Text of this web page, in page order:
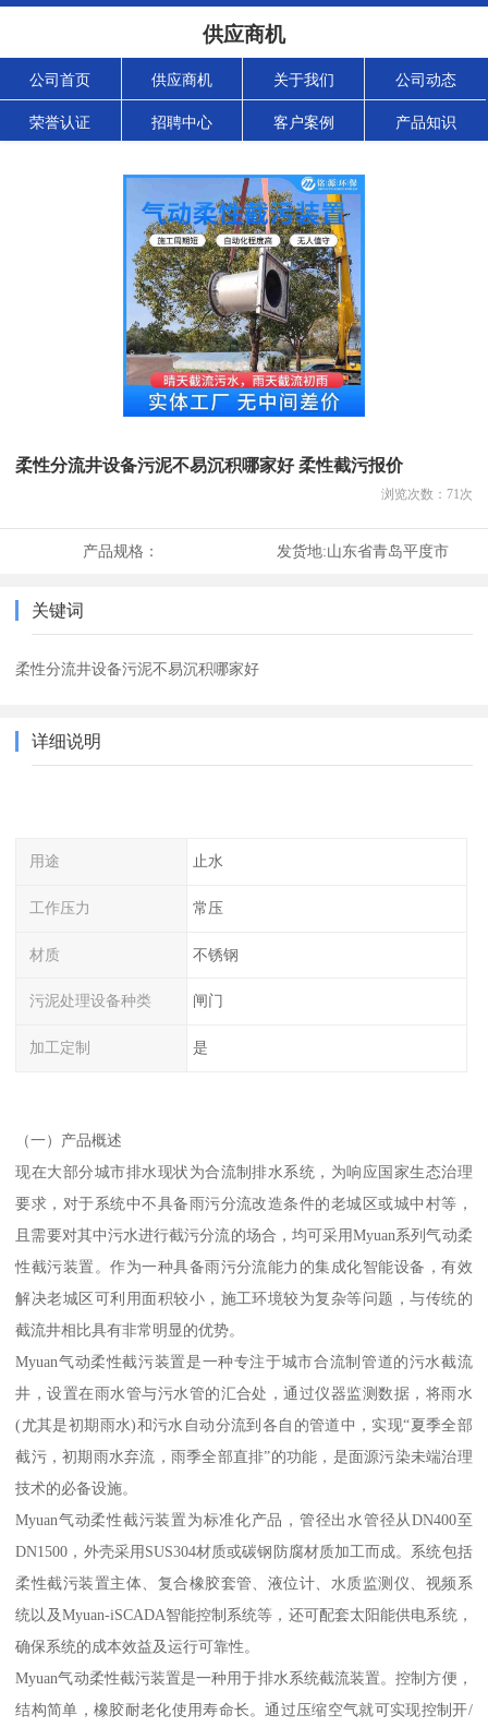
供应商机
公司首页 供应商机 关于我们 公司动态
荣誉认证 招聘中心 客户案例 产品知识
柔性分流井设备污泥不易沉积哪家好 柔性截污报价
浏览次数： 71次
产品规格： 发货地:山东省青岛平度市
关键词
柔性分流井设备污泥不易沉积哪家好
详细说明
用途 止水
工作压力 常压
材质 不锈钢
污泥处理设备种类 闸门
加工定制 是
（一）产品概述
现在大部分城市排水现状为合流制排水系统，为响应国家生态治理
要求，对于系统中不具备雨污分流改造条件的老城区或城中村等，
且需要对其中污水进行截污分流的场合，均可采用Myuan系列气动柔
性截污装置。作为一种具备雨污分流能力的集成化智能设备，有效
解决老城区可利用面积较小，施工环境较为复杂等问题，与传统的
截流井相比具有非常明显的优势。
Myuan气动柔性截污装置是一种专注于城市合流制管道的污水截流
井，设置在雨水管与污水管的汇合处，通过仪器监测数据，将雨水
(尤其是初期雨水)和污水自动分流到各自的管道中，实现“夏季全部
截污，初期雨水弃流，雨季全部直排”的功能，是面源污染未端治理
技术的必备设施。
Myuan气动柔性截污装置为标准化产品，管径出水管径从DN400至
DN1500，外壳采用SUS304材质或碳钢防腐材质加工而成。系统包括
柔性截污装置主体、复合橡胶套管、液位计、水质监测仪、视频系
统以及Myuan-iSCADA智能控制系统等，还可配套太阳能供电系统，
确保系统的成本效益及运行可靠性。
Myuan气动柔性截污装置是一种用于排水系统截流装置。控制方便，
结构简单，橡胶耐老化使用寿命长。通过压缩空气就可实现控制开/